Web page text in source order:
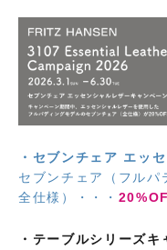
・セブンチェア エッ
セブンチェア（フルパ
全仕様）・・・
・テーブルシリーズキ